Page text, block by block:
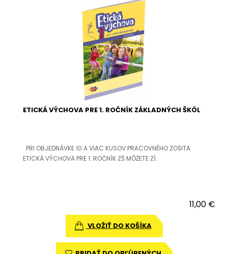
ETICKÁ VÝCHOVA PRE 1. ROČNÍK ZÁKLADNÝCH ŠKÔL
PRI OBJEDNÁVKE 10 A VIAC KUSOV PRACOVNÉHO ZOŠITA
ETICKÁ VÝCHOVA PRE 1. ROČNÍK ZŠ MÔŽETE ZÍ..
11,00 €
VLOŽIŤ DO KOŠÍKA